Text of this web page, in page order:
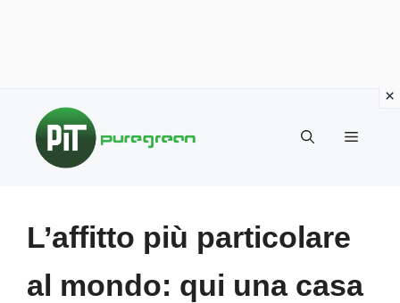
contenuto
MENU
L’affitto più particolare
al mondo: qui una casa